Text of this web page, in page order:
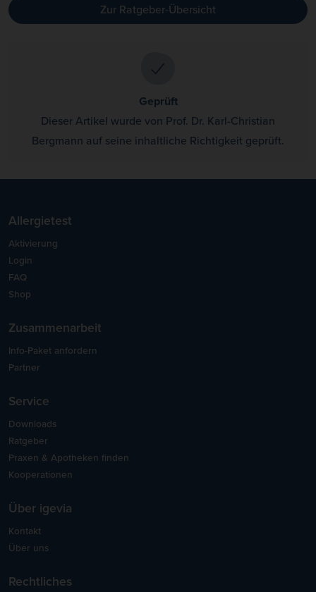
Zur Ratgeber-Übersicht
Geprüft
Dieser Artikel wurde von Prof. Dr. Karl-Christian
Bergmann auf seine inhaltliche Richtigkeit geprüft.
Allergietest
Aktivierung
Login
FAQ
Shop
Zusammenarbeit
Info-Paket anfordern
Partner
Service
Downloads
Ratgeber
Praxen & Apotheken finden
Kooperationen
Über igevia
Kontakt
Über uns
Rechtliches